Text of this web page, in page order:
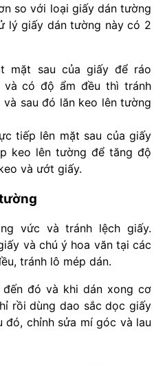
so với loại giấy dán tường
lý giấy dán tường này có 2
mặt sau của giấy để ráo
và có độ ẩm đều thì tránh
sau đó lăn keo lên tường
tiếp lên mặt sau của giấy
keo lên tường để tăng độ
và ướt giấy.
vức và tránh lệch giấy.
và chú ý hoa văn tại các
tránh lô mép dán.
đến đó và khi dán xong cơ
rồi dùng dao sắc dọc giấy
đó, chỉnh sửa mí góc và lau